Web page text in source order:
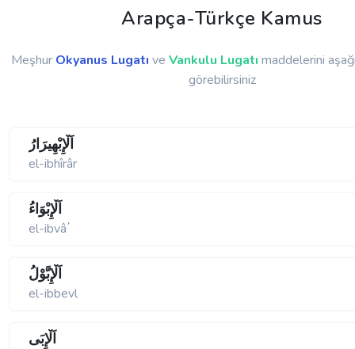
Arapça-Türkçe Kamus
Meşhur Okyanus Lugatı ve Vankulu Lugatı maddelerini
görebilirsiniz
اَلْإِبْهِيرَارُ
el-ibhîrâr
اَلْإِبْوَاءُ
el-ibvâ΄
اَلْإِبَّوْلُ
el-ibbevl
اَلْإِبَى